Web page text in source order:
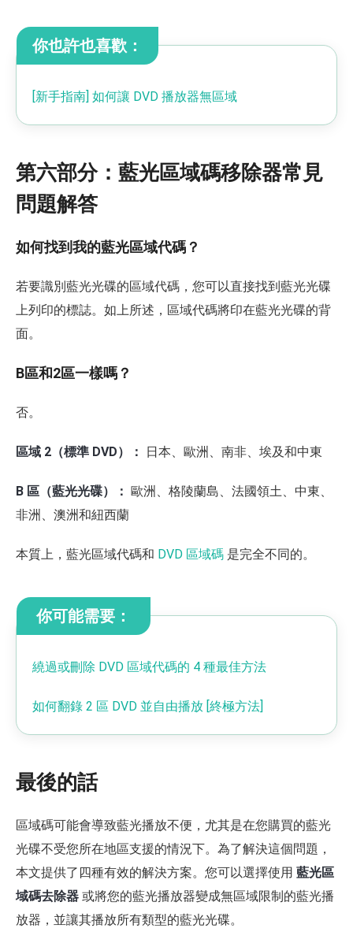
你也許也喜歡：
[新手指南] 如何讓 DVD 播放器無區域
第六部分：藍光區域碼移除器常見
問題解答
如何找到我的藍光區域代碼？
若要識別藍光光碟的區域代碼，您可以直接找到藍光光碟
上列印的標誌。如上所述，區域代碼將印在藍光光碟的背
面。
B區和2區一樣嗎？
否。
區域 2（標準 DVD）： 日本、歐洲、南非、埃及和中東
B 區（藍光光碟）： 歐洲、格陵蘭島、法國領土、中東、
非洲、澳洲和紐西蘭
本質上，藍光區域代碼和 DVD 區域碼 是完全不同的。
你可能需要：
繞過或刪除 DVD 區域代碼的 4 種最佳方法
如何翻錄 2 區 DVD 並自由播放 [終極方法]
最後的話
區域碼可能會導致藍光播放不便，尤其是在您購買的藍光
光碟不受您所在地區支援的情況下。為了解決這個問題，
本文提供了四種有效的解決方案。您可以選擇使用 藍光區
域碼去除器 或將您的藍光播放器變成無區域限制的藍光播
放器，並讓其播放所有類型的藍光光碟。